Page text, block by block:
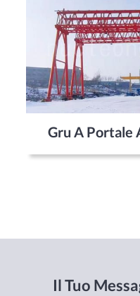
Gru A Portale
Il Tuo